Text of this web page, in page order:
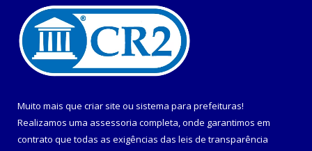
Muito mais que criar site ou sistema para prefeituras!
Realizamos uma assessoria completa, onde garantimos em
contrato que todas as exigências das leis de transparência